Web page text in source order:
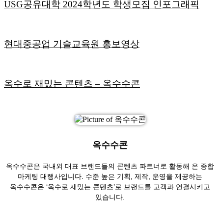
USG공유대학 2024학년도 학생모집 인포그래픽
현대중공업 기술교육원 홍보영상
옥수로 재밌는 콘텐츠 – 옥수수콘
옥수수콘
옥수수콘은 국내외 대표 브랜드들의 콘텐츠 파트너로 활동해 온 종합
마케팅 대행사입니다. 수준 높은 기획, 제작, 운영을 제공하는
옥수수콘은 ‘옥수로 재밌는 콘텐츠’로 브랜드를 고객과 연결시키고
있습니다.